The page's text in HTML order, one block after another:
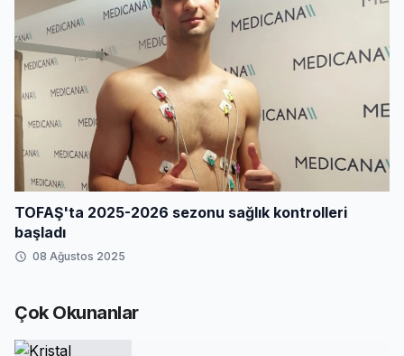
TOFAŞ'ta 2025-2026 sezonu sağlık kontrolleri
başladı
08 Ağustos 2025
Çok Okunanlar